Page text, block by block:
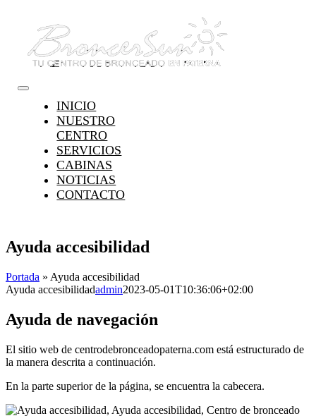
contenido
Toggle
Navigation
INICIO
NUESTRO
CENTRO
SERVICIOS
CABINAS
NOTICIAS
CONTACTO
Ayuda accesibilidad
Portada » Ayuda accesibilidad
Ayuda accesibilidadadmin2023-05-01T10:36:06+02:00
Ayuda de navegación
El sitio web de centrodebronceadopaterna.com está estructurado de
la manera descrita a continuación.
En la parte superior de la página, se encuentra la cabecera.